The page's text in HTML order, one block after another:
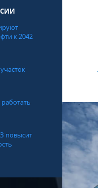
к 2042
повысит